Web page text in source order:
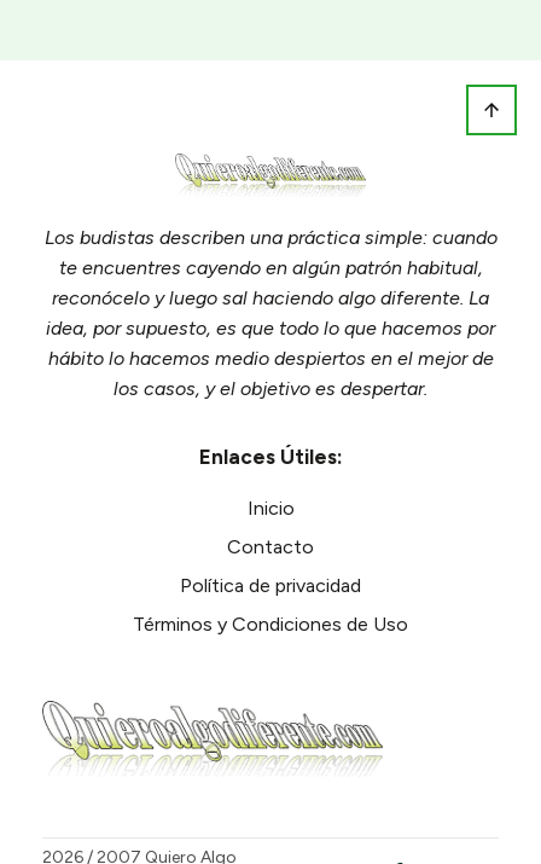
Los budistas describen una práctica simple: cuando
te encuentres cayendo en algún patrón habitual,
reconócelo y luego sal haciendo algo diferente. La
idea, por supuesto, es que todo lo que hacemos por
hábito lo hacemos medio despiertos en el mejor de
los casos, y el objetivo es despertar.
Enlaces Útiles:
Inicio
Contacto
Política de privacidad
Términos y Condiciones de Uso
2026/ 2007 Quiero Algo